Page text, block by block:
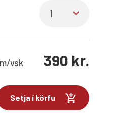
m/vsk 390 kr.
Setja í körfu